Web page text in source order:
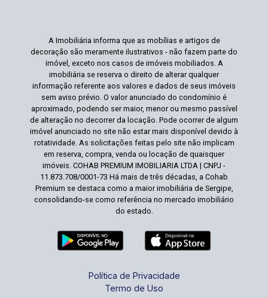
A Imobiliária informa que as mobílias e artigos de
decoração são meramente ilustrativos - não fazem parte do
imóvel, exceto nos casos de imóveis mobiliados. A
imobiliária se reserva o direito de alterar qualquer
informação referente aos valores e dados de seus imóveis
sem aviso prévio. O valor anunciado do condomínio é
aproximado, podendo ser maior, menor ou mesmo passível
de alteração no decorrer da locação. Pode ocorrer de algum
imóvel anunciado no site não estar mais disponível devido à
rotatividade. As solicitações feitas pelo site não implicam
em reserva, compra, venda ou locação de quaisquer
imóveis. COHAB PREMIUM IMOBILIARIA LTDA | CNPJ -
11.873.708/0001-73 Há mais de três décadas, a Cohab
Premium se destaca como a maior imobiliária de Sergipe,
consolidando-se como referência no mercado imobiliário
do estado.
Política de Privacidade
Termo de Uso